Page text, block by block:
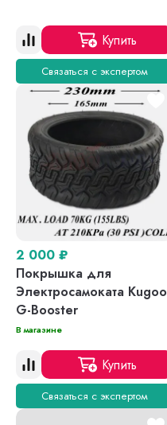
Купить
Связаться с экспертом
2 000 ₽
Покрышка для
Электросамоката Kugoo
G-Booster
В магазине
Купить
Связаться с экспертом